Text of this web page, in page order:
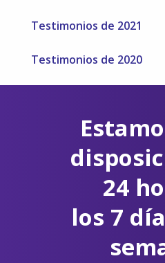
Testimonios de 2021
Testimonios de 2020
24
los 7